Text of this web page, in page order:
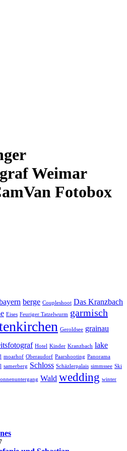
Weimar
Fotobox
berge Coupleshoot Das Kranzbach
Eises Feuriger Tatzelwurm garmisch
Geroldsee grainau
Hotel Kinder Kranzbach lake
moarhof Oberaudorf Paarshooting Panorama
samerberg Schloss Schäzlerpalais simmssee Ski
Wald wedding winter